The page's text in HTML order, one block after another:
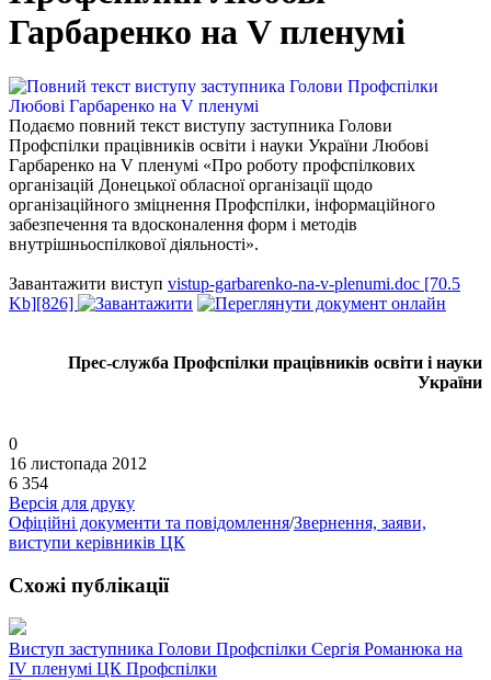
Гарбаренко на V пленумі
Подаємо повний текст виступу заступника Голови
Профспілки працівників освіти і науки України Любові
Гарбаренко на V пленумі «Про роботу профспілкових
організацій Донецької обласної організації щодо
організаційного зміцнення Профспілки, інформаційного
забезпечення та вдосконалення форм і методів
внутрішньоспілкової діяльності».
Завантажити виступ vistup-garbarenko-na-v-plenumi.doc [70.5
Kb][826]
Прес-служба Профспілки працівників освіти і науки
України
0
16 листопада 2012
6 354
Версія для друку
Офіційні документи та повідомлення/Звернення, заяви,
виступи керівників ЦК
Схожі публікації
Виступ заступника Голови Профспілки Сергія Романюка на
IV пленумі ЦК Профспілки